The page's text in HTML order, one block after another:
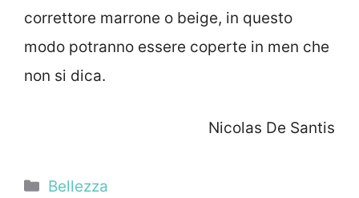
correttore marrone o beige, in questo
modo potranno essere coperte in men che
non si dica.
Nicolas De Santis
Categorie
Bellezza